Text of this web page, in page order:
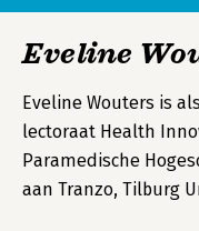
Eveline
Eveline Wouters is
lectoraat Health
Paramedische
aan Tranzo, Tilburg